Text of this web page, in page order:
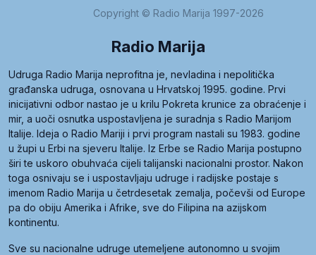
Copyright © Radio Marija 1997-2026
Radio Marija
Udruga Radio Marija neprofitna je, nevladina i nepolitička
građanska udruga, osnovana u Hrvatskoj 1995. godine. Prvi
inicijativni odbor nastao je u krilu Pokreta krunice za obraćenje i
mir, a uoči osnutka uspostavljena je suradnja s Radio Marijom
Italije. Ideja o Radio Mariji i prvi program nastali su 1983. godine
u župi u Erbi na sjeveru Italije. Iz Erbe se Radio Marija postupno
širi te uskoro obuhvaća cijeli talijanski nacionalni prostor. Nakon
toga osnivaju se i uspostavljaju udruge i radijske postaje s
imenom Radio Marija u četrdesetak zemalja, počevši od Europe
pa do obiju Amerika i Afrike, sve do Filipina na azijskom
kontinentu.
Sve su nacionalne udruge utemeljene autonomno u svojim